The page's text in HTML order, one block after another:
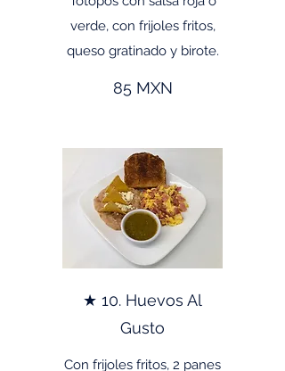
verde, con frijoles fritos,
queso gratinado y birote.
85 MXN
★ 10. Huevos Al
Gusto
Con frijoles fritos, 2 panes